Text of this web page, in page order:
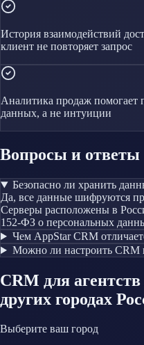
История взаимодействий
клиент не повторяет запрос
Аналитика продаж помогает
данных, а не интуиции
Вопросы и ответы
Безопасно ли хранить
Да, все данные шифруются
Серверы расположены в
152-ФЗ о персональных
Чем AppStar CRM
Можно ли настроить CRM
CRM для
других городах
Выберите ваш город